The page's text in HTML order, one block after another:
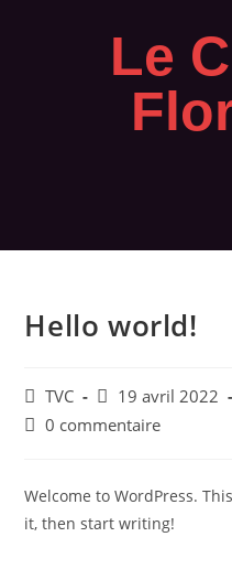
Le
Hello world!
TVC 19 avril 2022
0 commentaire
Welcome to WordPress.
it, then start writing!